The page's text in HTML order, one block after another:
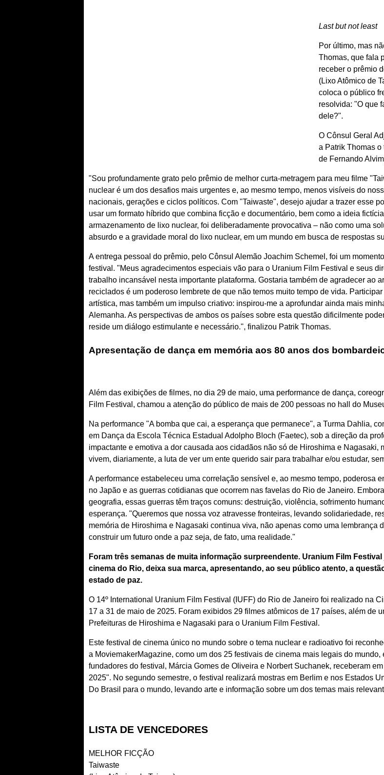
Last but not least
Por último, mas
Thomas, que fala
receber o prêmio
(Lixo Atômico de
coloca o público
resolvida: "O que
dele?".
O Cônsul Geral
a Patrik Thomas
de Fernando
"Sou profundamente grato pelo prêmio de melhor curta-metragem para meu filme
nuclear é um dos desafios mais urgentes e, ao mesmo tempo, menos visíveis do
nacionais, gerações e ciclos políticos. Com "Taiwaste", desejo ajudar a trazer esse
usar um formato híbrido que combina ficção e documentário, bem como a ideia
armazenamento de lixo nuclear, foi deliberadamente provocativa – não como uma
absurdo e a gravidade moral do lixo nuclear, em um mundo em busca de respostas
A entrega pessoal do prêmio, pelo Cônsul Alemão Joachim Schemel, foi um
festival. "Meus agradecimentos especiais vão para o Uranium Film Festival e seus
trabalho incansável nesta importante plataforma. Gostaria também de agradecer ao
reciclados é um poderoso lembrete de que não temos muito tempo de vida.
artística, mas também um impulso criativo: inspirou-me a aprofundar ainda mais
Alemanha. As perspectivas de ambos os países sobre esta questão dificilmente
reside um diálogo estimulante e necessário.", finalizou Patrik Thomas.
Apresentação de dança em memória aos 80 anos dos
Além das exibições de filmes, no dia 29 de maio, uma performance de dança,
Film Festival, chamou a atenção do público de mais de 200 pessoas no hall do
Na performance "A bomba que cai, a esperança que permanece", a Turma Dahlia,
em Dança da Escola Técnica Estadual Adolpho Bloch (Faetec), sob a direção da
impactante e emotiva a dor causada aos cidadãos não só de Hiroshima e Nagasaki,
vivem, diariamente, a luta de ver um ente querido sair para trabalhar e/ou estudar,
A performance estabeleceu uma correlação sensível e, ao mesmo tempo, poderosa
no Japão e as guerras cotidianas que ocorrem nas favelas do Rio de Janeiro.
geografia, essas guerras têm traços comuns: destruição, violência, sofrimento
esperança. "Queremos que nossa voz atravesse fronteiras, levando solidariedade,
memória de Hiroshima e Nagasaki continua viva, não apenas como uma lembrança
construir um futuro onde a paz seja, de fato, uma realidade."
Foram três semanas de muita informação surpreendente. Uranium Film
cinema do Rio, deixa sua marca, apresentando, ao seu público atento, a
estado de paz.
O 14º International Uranium Film Festival (IUFF) do Rio de Janeiro foi realizado na
17 a 31 de maio de 2025. Foram exibidos 29 filmes atômicos de 17 países, além de
Prefeituras de Hiroshima e Nagasaki para o Uranium Film Festival.
Este festival de cinema único no mundo sobre o tema nuclear e radioativo foi
a MoviemakerMagazine, como um dos 25 festivais de cinema mais legais do
fundadores do festival, Márcia Gomes de Oliveira e Norbert Suchanek, receberam
2025". No segundo semestre, o festival realizará mostras em Berlim e nos Estados
Do Brasil para o mundo, levando arte e informação sobre um dos temas mais
LISTA DE VENCEDORES
MELHOR FICÇÃO
Taiwaste